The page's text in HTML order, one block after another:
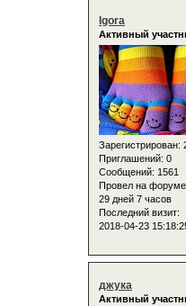
Igora
Активный
Зарегистрирован:
Приглашений: 0
Сообщений: 1561
Провел на
29 дней 7 часов
Последний визит:
2018-04-23
джука
Активный